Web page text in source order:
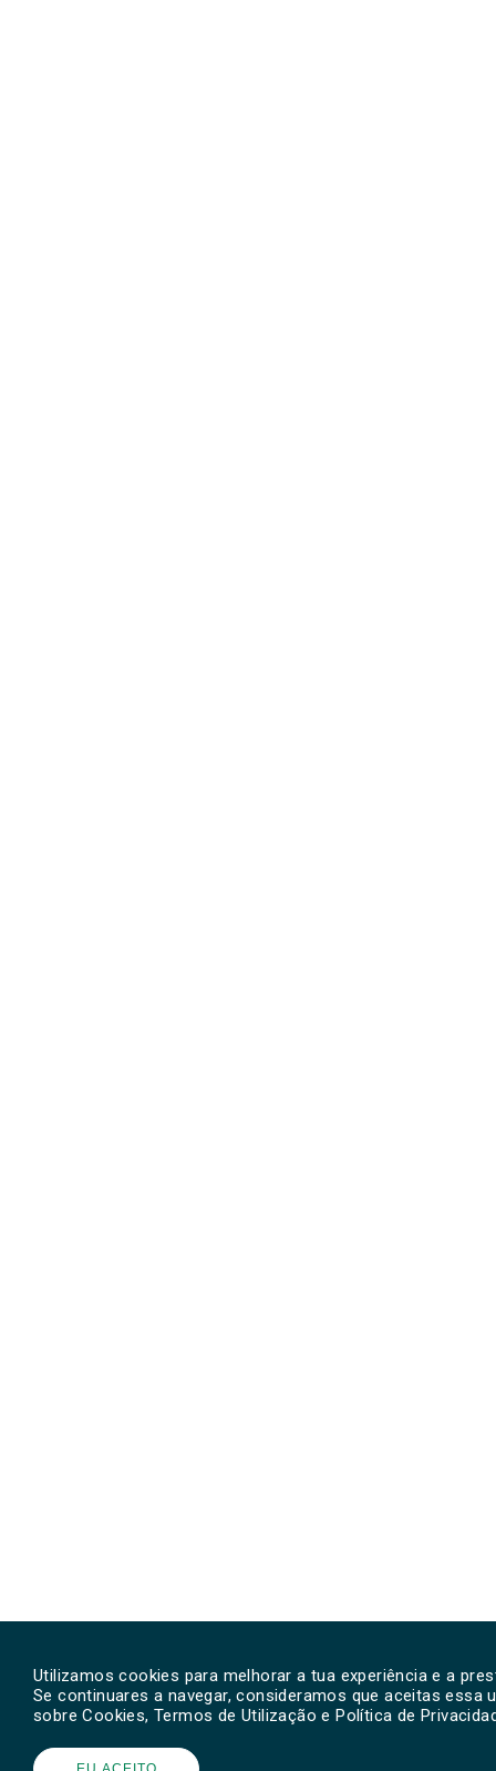
Utilizamos cookies para melhorar a tua experiência e a
Se continuares a navegar, consideramos que aceitas essa
sobre Cookies, Termos de Utilização e Política de